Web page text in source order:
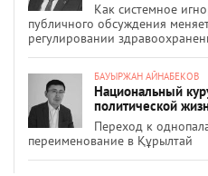
Как системное
публичного обсуждения
регулировании
БАУЫРЖАН АЙНАБЕКОВ
Национальный
политической
Переход к
переименование в Құрылтай